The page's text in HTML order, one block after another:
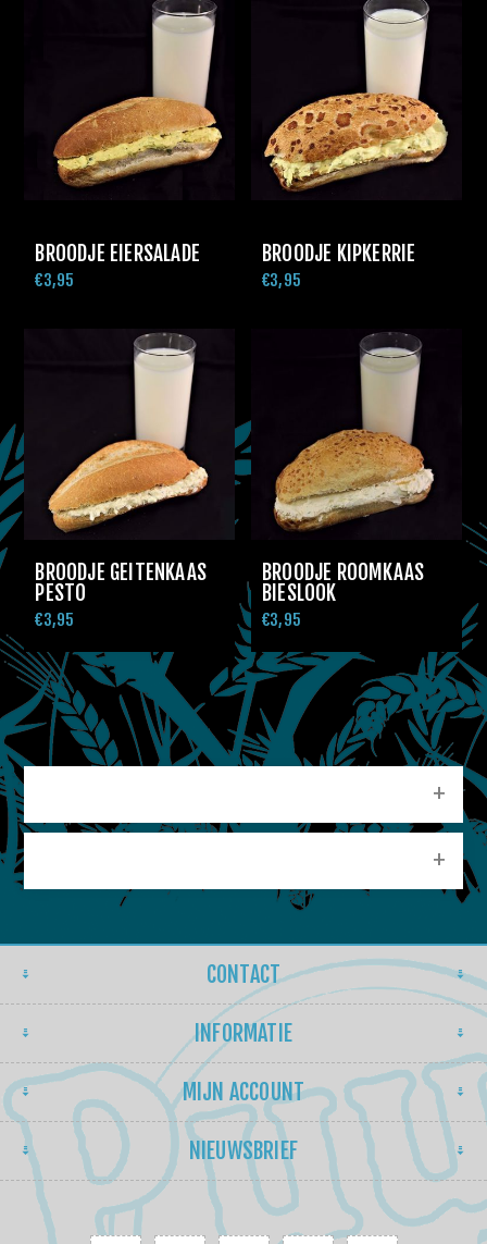
BROODJE EIERSALADE
€3,95
BROODJE KIPKERRIE
€3,95
BROODJE GEITENKAAS
PESTO
€3,95
BROODJE ROOMKAAS
BIESLOOK
€3,95
CONTACT
INFORMATIE
MIJN ACCOUNT
NIEUWSBRIEF